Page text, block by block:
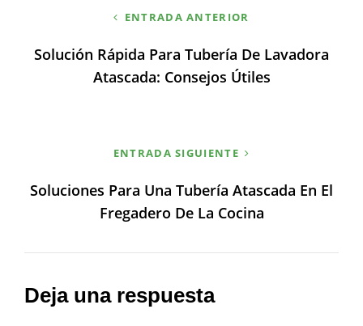
entradas
ENTRADA ANTERIOR
Solución Rápida Para Tubería De Lavadora
Atascada: Consejos Útiles
ENTRADA SIGUIENTE
Soluciones Para Una Tubería Atascada En El
Fregadero De La Cocina
Deja una respuesta